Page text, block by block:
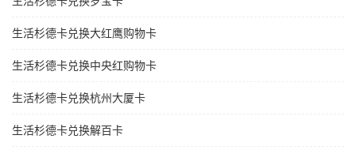
生活杉德卡兑换大红鹰购物卡
生活杉德卡兑换中央红购物卡
生活杉德卡兑换杭州大厦卡
生活杉德卡兑换解百卡